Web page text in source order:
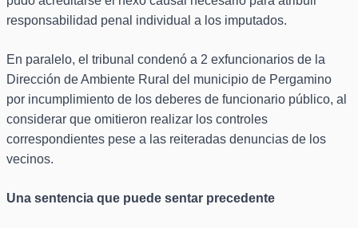
responsabilidad penal individual a los imputados.
En paralelo, el tribunal condenó a 2 exfuncionarios de la
Dirección de Ambiente Rural del municipio de Pergamino
por incumplimiento de los deberes de funcionario público, al
considerar que omitieron realizar los controles
correspondientes pese a las reiteradas denuncias de los
vecinos.
Una sentencia que puede sentar precedente